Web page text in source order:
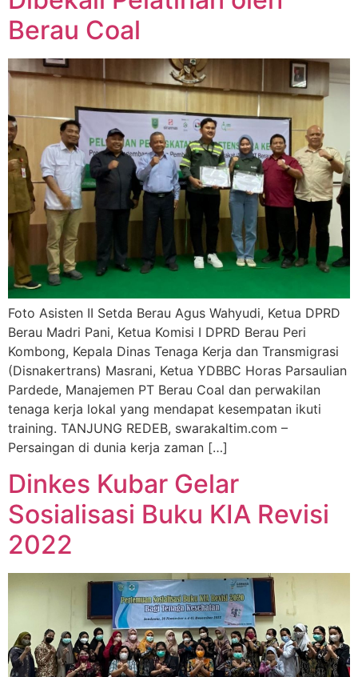
Berau Coal
Foto Asisten II Setda Berau Agus Wahyudi, Ketua DPRD
Berau Madri Pani, Ketua Komisi I DPRD Berau Peri
Kombong, Kepala Dinas Tenaga Kerja dan Transmigrasi
(Disnakertrans) Masrani, Ketua YDBBC Horas Parsaulian
Pardede, Manajemen PT Berau Coal dan perwakilan
tenaga kerja lokal yang mendapat kesempatan ikuti
training. TANJUNG REDEB, swarakaltim.com –
Persaingan di dunia kerja zaman […]
Dinkes Kubar Gelar
Sosialisasi Buku KIA Revisi
2022